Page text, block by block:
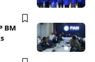
BM